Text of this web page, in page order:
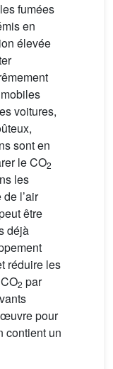
fumées
en
élevée
voitures,
sont en
le CO2
les
l’air
être
déjà
réduire les
2 par
pour
contient un